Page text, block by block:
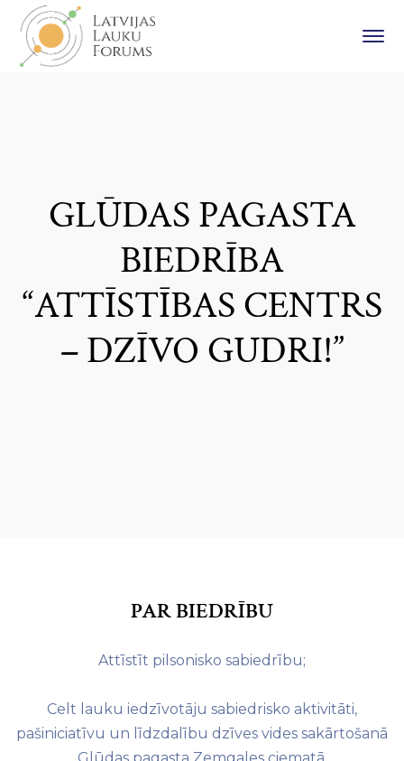
GLŪDAS PAGASTA
BIEDRĪBA
“ATTĪSTĪBAS CENTRS
– DZĪVO GUDRI!”
PAR BIEDRĪBU
Attīstīt pilsonisko sabiedrību;
Celt lauku iedzīvotāju sabiedrisko aktivitāti,
pašiniciatīvu un līdzdalību dzīves vides sakārtošanā